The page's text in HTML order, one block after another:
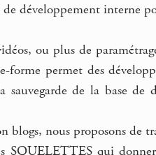
développement interne
ou plus de
forme permet des
de la base de
blogs, nous proposons de
SQUELETTES qui